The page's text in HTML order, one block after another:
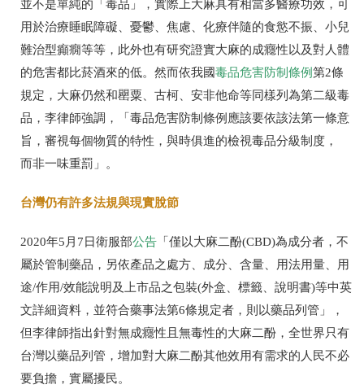
並不是單純的「毒品」，實際上大麻具有相當多醫療功效，可
用於治療睡眠障礙、憂鬱、焦慮、化療伴隨的食慾不振、小兒
難治型癲癇等等，此外也有研究證實大麻的成癮性以及對人體
的危害都比菸酒來的低。然而依我國毒品危害防制條例第2條
規定，大麻仍然和罌粟、古柯、安非他命等同樣列為第二級毒
品，李律師強調，「毒品危害防制條例應該要依該法第一條意
旨，審視每個物質的特性，與時俱進的檢視毒品分級制度，
而非一味重罰」。
台灣仍有許多法規與現實脫節
2020年5月7日衛服部公告 「僅以大麻二酚(CBD)為成分者，不
屬於管制藥品，另依產品之處方、成分、含量、用法用量、用
途/作用/效能說明及上市品之包裝(外盒、標籤、說明書)等中英
文詳細資料，並符合藥事法第6條規定者，則以藥品列管」，
但李律師指出針對無成癮性且無毒性的大麻二酚，全世界只有
台灣以藥品列管，增加對大麻二酚其他效用有需求的人民不必
要負擔，實屬擾民。